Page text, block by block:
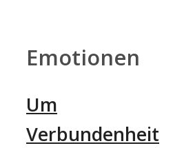
Emotionen
Um
Verbundenheit